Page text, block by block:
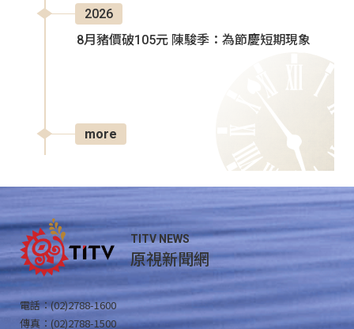
2026
8月豬價破105元 陳駿季：為節慶短期現象
more
TITV NEWS
原視新聞網
電話：(02)2788-1600
傳真：(02)2788-1500